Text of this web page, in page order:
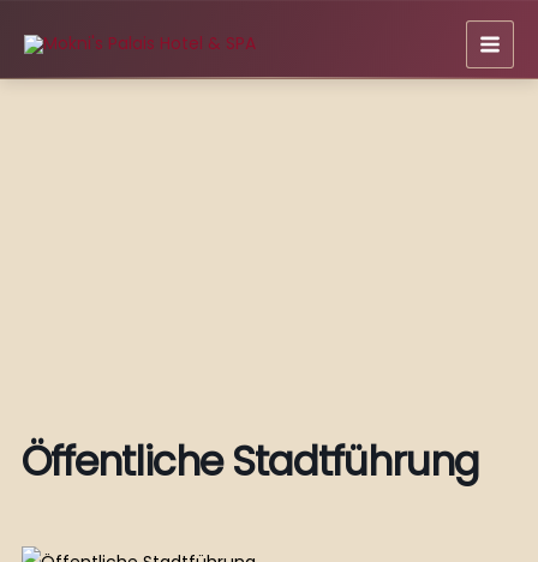
Inhalt
springen
Öffentliche Stadtführung